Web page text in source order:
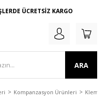
ÜCRETSİZ KARGO
ARA
Kompanzasyon Ürünleri